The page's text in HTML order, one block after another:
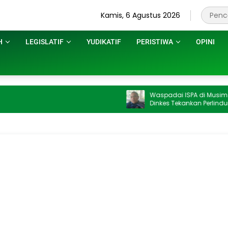
Kamis, 6 Agustus 2026
LEGISLATIF YUDIKATIF PERISTIWA OPINI
Waspadai ISPA di Musim Kemarau,
Dinkes Tekankan Perlindungan Diri bagi
Pekerja dan Kelompok Rentan